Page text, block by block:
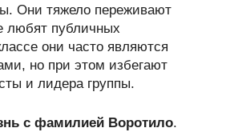
Они тяжело переживают
любят публичных
они часто являются
но при этом избегают
и лидера группы.
с фамилией Воротило.